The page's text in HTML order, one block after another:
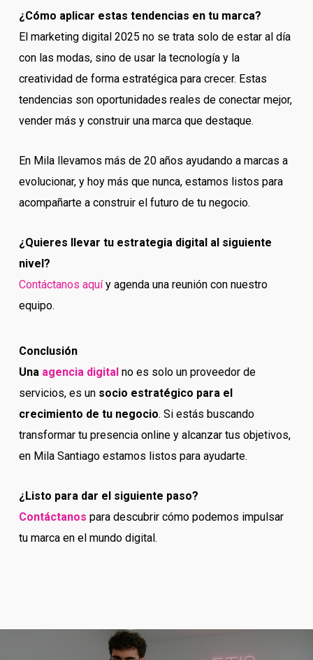
¿Cómo aplicar estas tendencias en tu marca?
El marketing digital 2025 no se trata solo de estar al día
con las modas, sino de usar la tecnología y la
creatividad de forma estratégica para crecer. Estas
tendencias son oportunidades reales de conectar mejor,
vender más y construir una marca que destaque.
En Mila llevamos más de 20 años ayudando a marcas a
evolucionar, y hoy más que nunca, estamos listos para
acompañarte a construir el futuro de tu negocio.
¿Quieres llevar tu estrategia digital al siguiente
nivel?
Contáctanos aquíy agenda una reunión con nuestro
equipo.
Conclusión
Una agencia digitalno es solo un proveedor de
servicios, es unsocio estratégico para el
crecimiento de tu negocio. Si estás buscando
transformar tu presencia online y alcanzar tus objetivos,
en Mila Santiago estamos listos para ayudarte.
¿Listo para dar el siguiente paso?
Contáctanos para descubrir cómo podemos impulsar
tu marca en el mundo digital.